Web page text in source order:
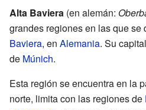
Alta Baviera (en alemán:
grandes regiones en las que se
Baviera, en Alemania. Su
de Múnich.
Esta región se encuentra en la
norte, limita con las regiones de